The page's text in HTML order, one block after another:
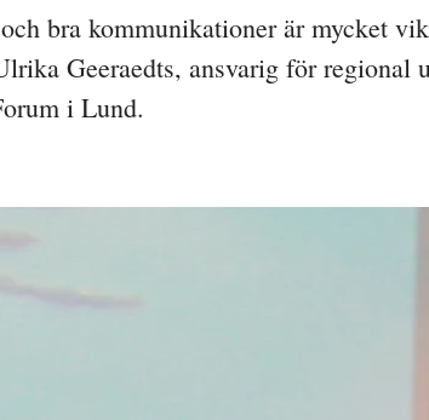
bra kommunikationer är mycket
Geeraedts, ansvarig för
i Lund.